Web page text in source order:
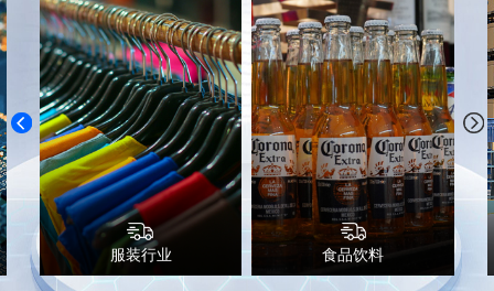
服装行业 食品饮料